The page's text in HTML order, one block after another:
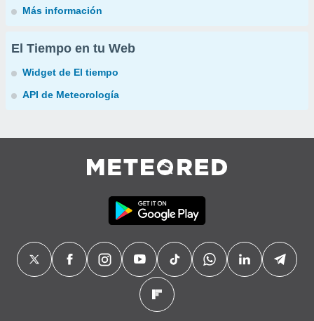
Más información
El Tiempo en tu Web
Widget de El tiempo
API de Meteorología